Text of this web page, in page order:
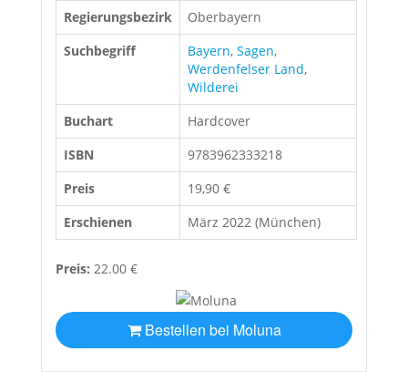
Regierungsbezirk
Oberbayern
Suchbegriff
Bayern, Sagen,
Werdenfelser Land,
Wilderei
Buchart
Hardcover
ISBN
9783962333218
Preis
19,90 €
Erschienen
März 2022 (München)
Preis: 22.00 €
Bestellen bei Moluna